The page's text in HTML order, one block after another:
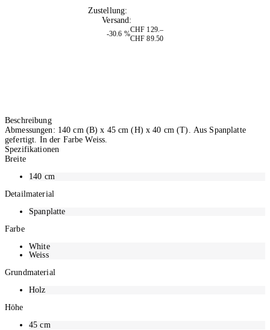
Zustellung:
Versand:
-30.6 %
CHF 129.–
CHF 89.50
Beschreibung
Abmessungen: 140 cm (B) x 45 cm (H) x 40 cm (T). Aus Spanplatte
gefertigt. In der Farbe Weiss.
Spezifikationen
Breite
140 cm
Detailmaterial
Spanplatte
Farbe
White
Weiss
Grundmaterial
Holz
Höhe
45cm